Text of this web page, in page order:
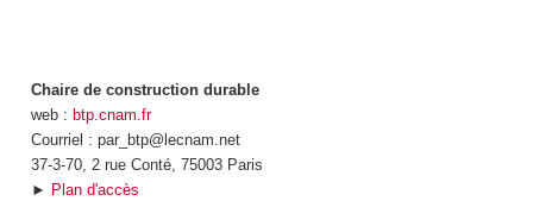
Chaire de construction durable
web : btp.cnam.fr
Courriel : par_btp@lecnam.net
37-3-70, 2 rue Conté, 75003 Paris
► Plan d'accès